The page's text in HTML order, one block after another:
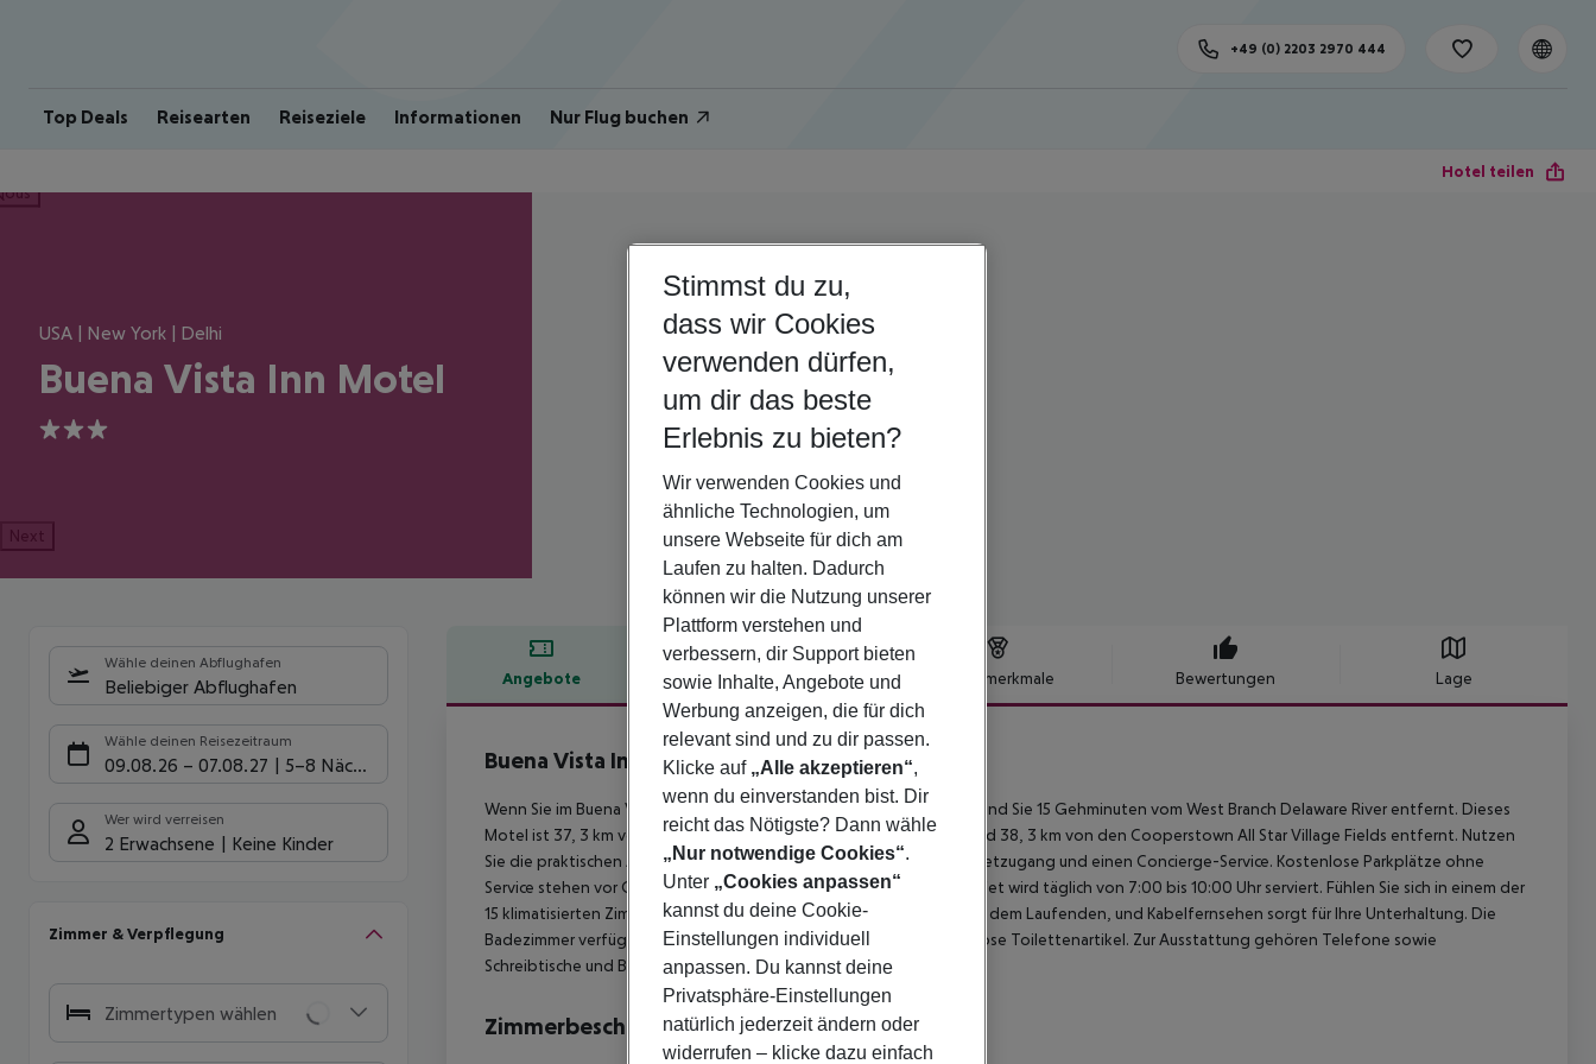
Top Deals Reisearten Reiseziele Informationen Nur Flug buchen
+49 (0) 2203 2970 444
Hotel teilen
USA | New York | Delhi
Buena Vista Inn Motel
3
Next
Wähle deinen Abflughafen
Beliebiger Abflughafen
Wähle deinen Reisezeitraum
09.08.26 – 07.08.27 5-8 Nächte
Wer wird verreisen
2 Erwachsene Keine Kinder
Zimmer & Verpflegung
Zimmertypen wählen
Angebote Hotelbeschreibung Hotelmerkmale Bewertungen Lage
Hotelbeschreibung
Buena Vista Inn Motel
Wenn Sie im Buena Vista Inn/Motel in Delhi, New York übernachten, sind Sie 15 Gehminuten vom West Branch Delaware River entfernt. Dieses
Motel ist 37, 3 km von der State University of New York-Oneonta und 38, 3 km von den Cooperstown All Star Village Fields entfernt. Nutzen
Sie die praktischen Annehmlichkeiten wie kostenlosen WLAN-Internetzugang und einen Concierge-Service. Kostenlose Parkplätze ohne
Service stehen vor Ort zur Verfügung. Ein kostenloses Frühstücksbuffet wird täglich von 7:00 bis 10:00 Uhr serviert. Fühlen Sie sich in einem der
15 klimatisierten Zimmer wie zu Hause. Kostenloses WLAN hält Sie auf dem Laufenden, und Kabelfernsehen sorgt für Ihre Unterhaltung. Die
Badezimmer verfügen über Badewannen oder Duschen und kostenlose Toilettenartikel. Zur Ausstattung gehören Telefone sowie
Schreibtische und Bügeleisen/Bügelbretter.
Zimmerbeschreibung
Stimmst du zu,
dass wir Cookies
verwenden dürfen,
um dir das beste
Erlebnis zu bieten?
Wir verwenden Cookies und
ähnliche Technologien, um
unsere Webseite für dich am
Laufen zu halten. Dadurch
können wir die Nutzung unserer
Plattform verstehen und
verbessern, dir Support bieten
sowie Inhalte, Angebote und
Werbung anzeigen, die für dich
relevant sind und zu dir passen.
Klicke auf „Alle akzeptieren“,
wenn du einverstanden bist. Dir
reicht das Nötigste? Dann wähle
„Nur notwendige Cookies“.
Unter „Cookies anpassen“
kannst du deine Cookie-
Einstellungen individuell
anpassen. Du kannst deine
Privatsphäre-Einstellungen
natürlich jederzeit ändern oder
widerrufen – klicke dazu einfach